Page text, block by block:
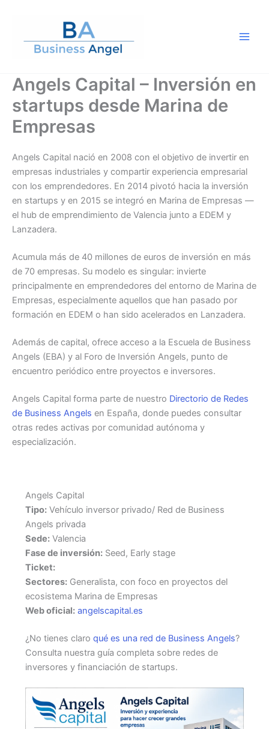
Angels Capital – Inversión en
startups desde Marina de
Empresas
Angels Capital nació en 2008 con el objetivo de invertir en
empresas industriales y compartir experiencia empresarial
con los emprendedores. En 2014 pivotó hacia la inversión
en startups y en 2015 se integró en Marina de Empresas —
el hub de emprendimiento de Valencia junto a EDEM y
Lanzadera.
Acumula más de 40 millones de euros de inversión en más
de 70 empresas. Su modelo es singular: invierte
principalmente en emprendedores del entorno de Marina de
Empresas, especialmente aquellos que han pasado por
formación en EDEM o han sido acelerados en Lanzadera.
Además de capital, ofrece acceso a la Escuela de Business
Angels (EBA) y al Foro de Inversión Angels, punto de
encuentro periódico entre proyectos e inversores.
Angels Capital forma parte de nuestro Directorio de Redes
de Business Angels en España, donde puedes consultar
otras redes activas por comunidad autónoma y
especialización.
Angels Capital
Tipo:Vehículo inversor privado/ Red de Business
Angels privada
Sede:Valencia
Fase de inversión:Seed, Early stage
Ticket:
Sectores:Generalista, con foco en proyectos del
ecosistema Marina de Empresas
Web oficial:angelscapital.es
¿No tienes claro qué es una red de Business Angels?
Consulta nuestra guía completa sobre redes de
inversores y financiación de startups.